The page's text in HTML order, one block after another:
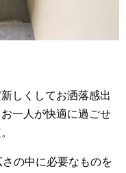
しくしてお洒落感出
一人が快適に過ごせ
の中に必要なものを